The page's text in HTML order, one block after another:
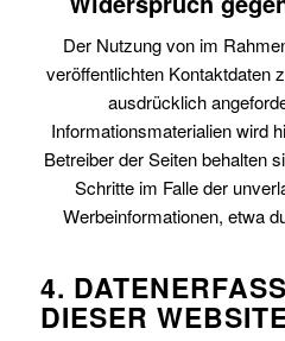
Der Nutzung von im
veröffentlichten Kontaktdaten
ausdrücklich
Informationsmaterialien wird
Betreiber der Seiten behalten
Schritte im Falle der
Werbeinformationen, etwa
4.
DIESER